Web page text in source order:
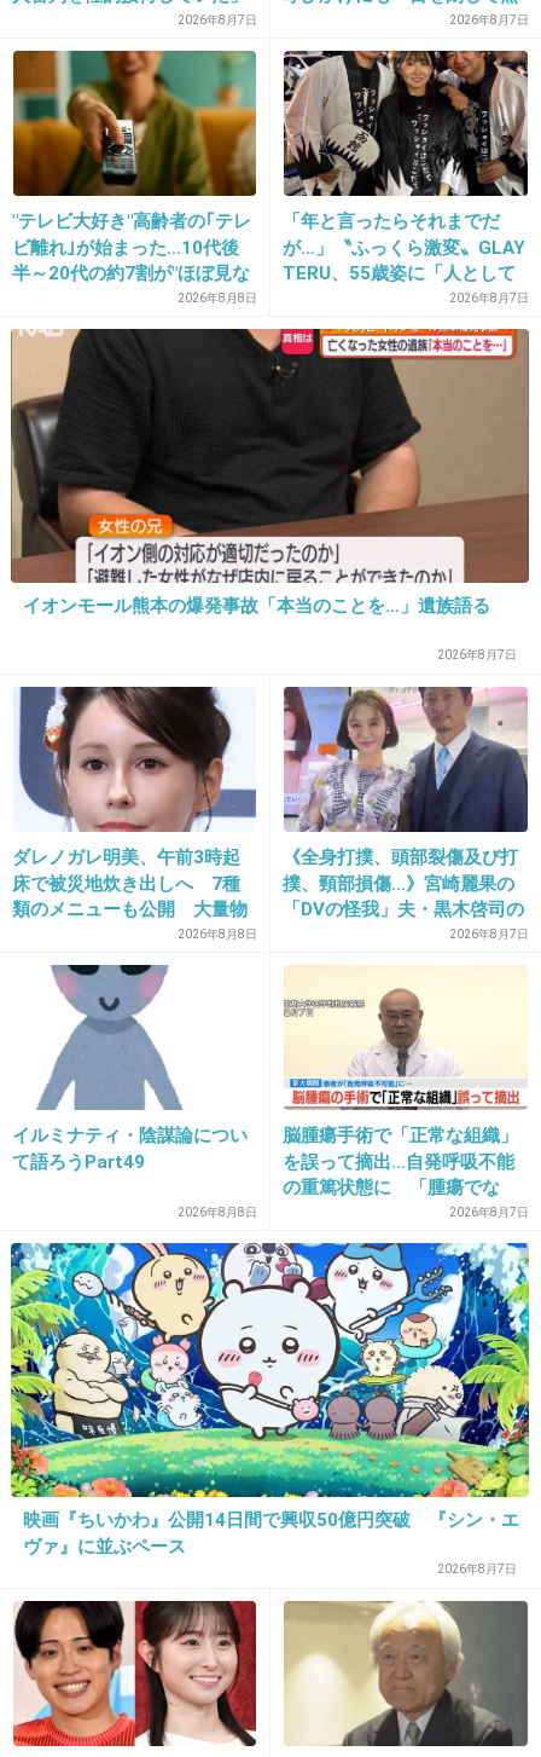
招待されたなら、旅費持ちが一般的だよ〜
モヤモヤするなら行かない
お金払ってまで疲れたくないもん
+658 -11
16. 匿名
主さんの文章読んだら
もう参加したいのか
不参加にしたいのか結果は出てる感じはするよ
ね。。
-8
17. 匿名2015/07/23(木) 08:30:12
祝儀渡して欠席で。
知らない人と観光とかやだ
+714 -2
2015/07/23(木) 08:30:34
ありきたりな回答になるけど、海外挙式な上に
他に自分の知ってる人がいないなんて絶対嫌
だ。それに心休まるホテルでも他人と同室なん
て苦痛だわ(笑)費用の負担も多いし、私ならお
祝い送って欠席させてもらうな～
19. 匿名2015/07/23(木) 08:30:58
せめてホテルでは自分の一人部屋だよね(^^;
+537 -1
20. 匿名 2015/07/23(木) 08:31:30
主さん、行きたくないんじゃない？
もう答えは出てると思うけど。
21. 匿名2015/07/23(木) 08:32:32
疑惑のスキャンダルが発覚！
7試合20人が対象で日本人審
判が含まれていたとの指摘
も…
2026年8月7日
視」して居座られました。無
理やり奪われた席は、結局“や
ったもん勝ち”になってしまう
のでしょうか？
2026年8月7日
"テレビ大好き"高齢者の｢テレ
ビ離れ｣が始まった…10代後
半～20代の約7割が"ほぼ見な
い"衝撃の最新データ2026年8月8日
「年と言ったらそれまでだ
が…」〝ふっくら激変〟GLAY
TERU、55歳姿に「人として
好きすぎる」「TERUさんに
は見えない」「分からなかっ
た」
2026年8月7日
イオンモール熊本の爆発事故「本当のことを…」遺族語る
2026年8月7日
ダレノガレ明美、午前3時起
床で被災地炊き出しへ 7種
類のメニューも公開 大量物
2026年8月8日
《全身打撲、頭部裂傷及び打
撲、頸部損傷…》宮崎麗果の
「DVの怪我」夫・黒木啓司の
逮捕で始まる「夫婦の闘争」
2026年8月7日
イルミナティ・陰謀論につい
て語ろうPart49
2026年8月8日
脳腫瘍手術で「正常な組織」
を誤って摘出…自発呼吸不能
の重篤状態に 「腫瘍でな
い」結果出ても“勘違い”で摘
出継続 通常の生活送ってい
た患者が手足も動かず 京大
病院
2026年8月7日
映画『ちいかわ』公開14日間で興収50億円突破 『シン・エ
ヴァ』に並ぶペース
2026年8月7日